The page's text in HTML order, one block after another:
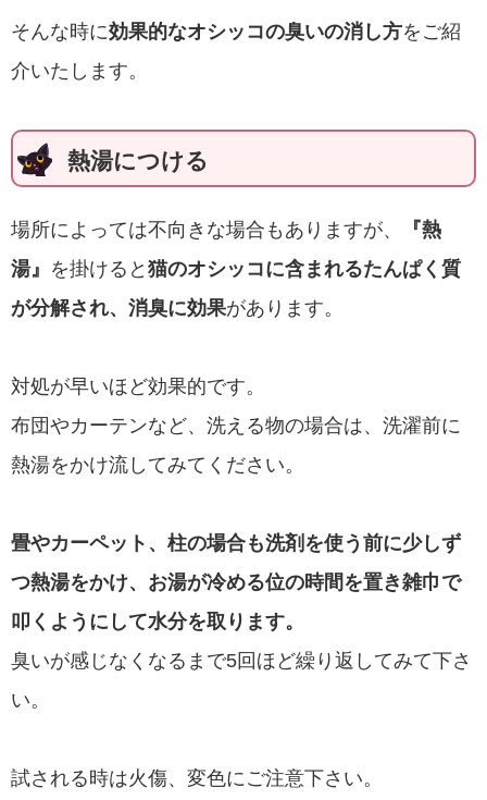
そんな時に効果的なオシッコの臭いの消し方をご紹
介いたします。
熱湯につける
場所によっては不向きな場合もありますが、
『熱
湯』 を掛けると 猫のオシッコに含まれるたんぱく質
が分解され、消臭に効果があります。
対処が早いほど効果的です。
布団やカーテンなど、洗える物の場合は、洗濯前に
熱湯をかけ流してみてください。
畳やカーペット、柱の場合も洗剤を使う前に少しず
つ熱湯をかけ、お湯が冷める位の時間を置き雑巾で
叩くようにして水分を取ります。
臭いが感じなくなるまで5回ほど繰り返してみて下さ
い。
試される時は火傷、変色にご注意下さい。